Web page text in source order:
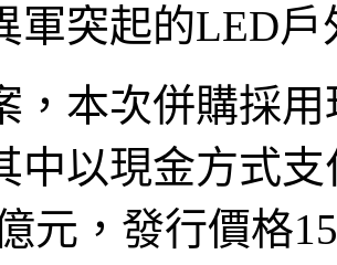
軍突起的LED
，本次併購採
中以現金方式
元，發行價格